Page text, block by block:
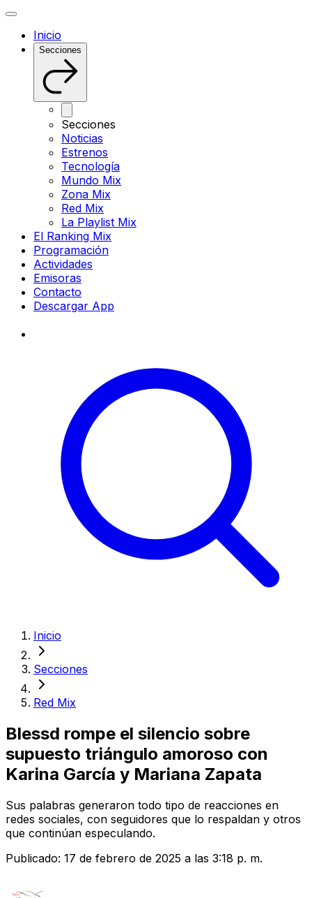
Inicio
Secciones
Secciones
Noticias
Estrenos
Tecnología
Mundo Mix
Zona Mix
Red Mix
La Playlist Mix
El Ranking Mix
Programación
Actividades
Emisoras
Contacto
Descargar App
Inicio
Secciones
Red Mix
Blessd rompe el silencio sobre
supuesto triángulo amoroso con
Karina García y Mariana Zapata
Sus palabras generaron todo tipo de reacciones en
redes sociales, con seguidores que lo respaldan y otros
que continúan especulando.
Publicado: 17 de febrero de 2025 a las 3:18 p. m.